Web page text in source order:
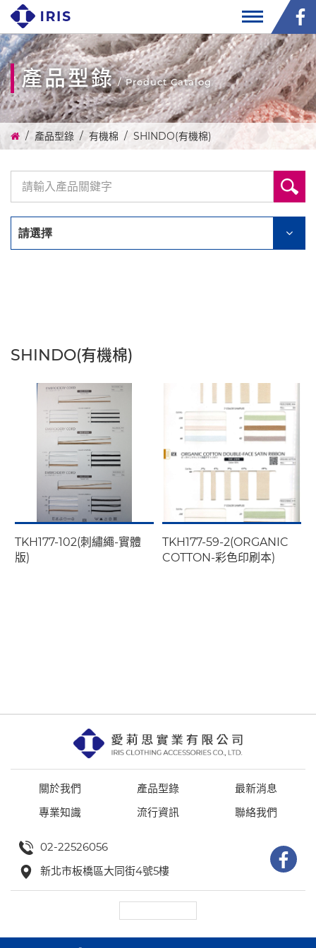
產品型錄 / Product Catalog
產品型錄 有機棉 SHINDO(有機棉)
請選擇
SHINDO(有機棉)
TKH177-102(刺繡繩-實體
版)
TKH177-59-2(ORGANIC
COTTON-彩色印刷本)
關於我們 產品型錄
最新消息
專業知識
流行資訊 聯絡我們
02-22526056
新北市板橋區大同街4號5樓